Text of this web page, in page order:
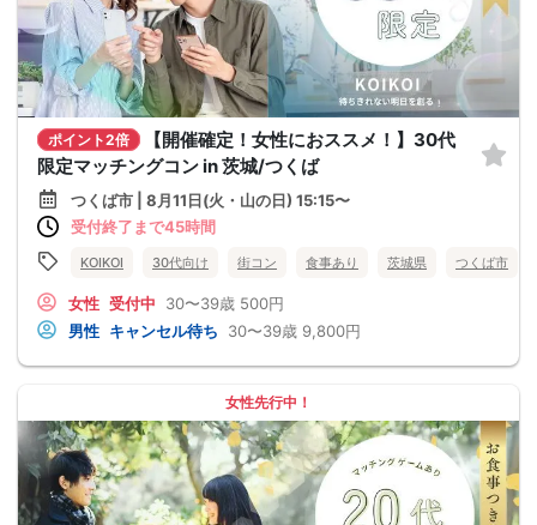
ポイント2倍
【開催確定！女性におススメ！】30代
限定マッチングコン in 茨城/つくば
つくば市 | 8月11日(火・山の日) 15:15〜
受付終了まで45時間
KOIKOI 30代向け 街コン 食事あり 茨城県 つくば市
女性 受付中 30〜39歳 500円
男性 キャンセル待ち 30〜39歳 9,800円
女性先行中！